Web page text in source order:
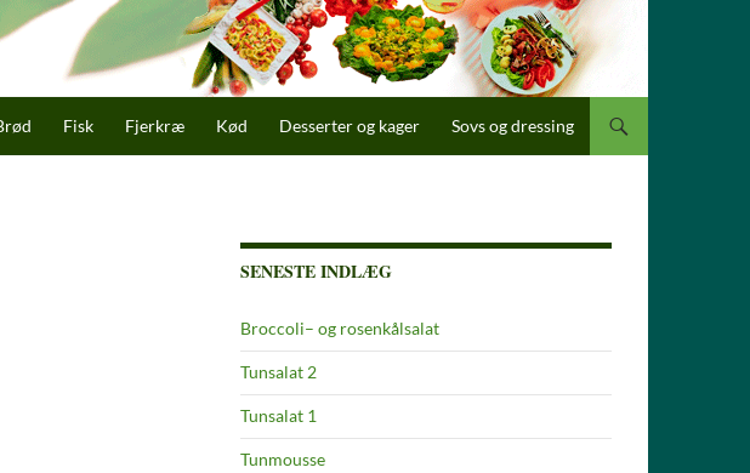
Fisk Fjerkræ Kød Desserter og kager Sovs og dressing
SENESTE INDLÆG
Broccoli– og rosenkålsalat
Tunsalat 2
Tunsalat 1
Tunmousse